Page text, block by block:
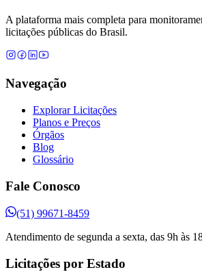
A plataforma mais completa para
licitações públicas do Brasil.
Navegação
Explorar Licitações
Planos e Preços
Órgãos
Blog
Glossário
Fale Conosco
(51) 99671-8459
Atendimento de segunda a sexta, das 9h às
Licitações por Estado